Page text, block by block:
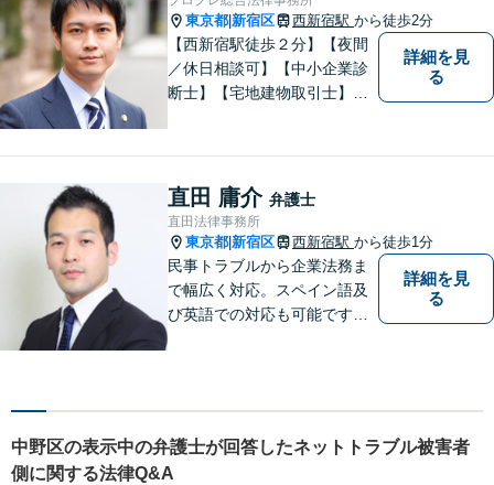
相談ください【法テラス利用
可】
東京都 新宿区 西新宿駅 から徒歩2分
【西新宿駅徒歩２分】【夜間
／休日相談可】【中小企業診
断士】【宅地建物取引士】【I
務トラブル・債権回収・相
続・離婚・不動産などお困り
の方はぜひご相談ください。
詳細を見
る
直田 庸介 弁護士
直田法律事務所
東京都 新宿区 西新宿駅 から徒歩1分
民事トラブルから企業法務ま
で幅広く対応。スペイン語及
び英語での対応も可能です。
っております。
詳細を見
る
中野区の表示中の弁護士が回答したネットトラブル被害者
側に関する法律Q&A